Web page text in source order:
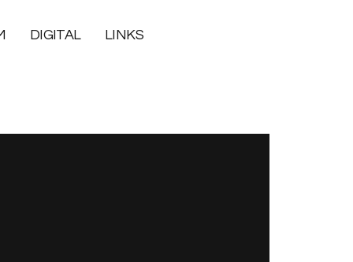
DIGITAL LINKS